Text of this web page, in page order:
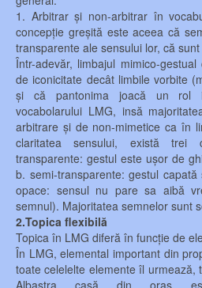
1. Arbitrar și non-arbitrar în
concepție greșită este aceea că
transparente ale sensului lor, că
Într-adevăr, limbajul mimico-
de iconicitate decât limbile vorbite
și că pantonima joacă un rol
vocabolarului LMG, insă
arbitrare și de non-mimetice ca în
claritatea sensului, există trei
transparente: gestul este ușor de
b. semi-transparente: gestul
opace: sensul nu pare sa aibă
semnul). Majoritatea semnelor sunt
2.Topica flexibilă
Topica în LMG diferă în funcție de
În LMG, elemental important din
toate celelelte elemente îl urmează,
Albastra casă din oraș